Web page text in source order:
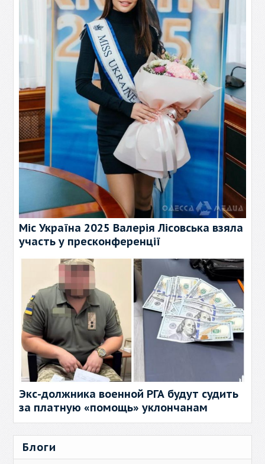
Міс Україна 2025 Валерія Лісовська взяла
участь у пресконференції
Экс-должника военной РГА будут судить
за платную «помощь» уклончанам
Блоги